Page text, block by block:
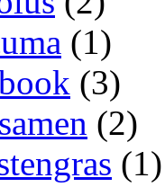
(1)
(3)
(2)
(1)